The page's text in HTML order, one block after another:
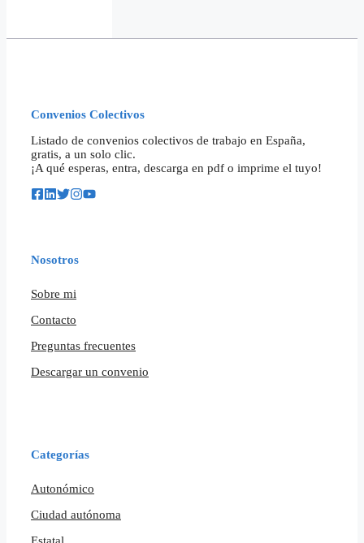
Convenios Colectivos
Listado de convenios colectivos de trabajo en España,
gratis, a un solo clic.
¡A qué esperas, entra, descarga en pdf o imprime el tuyo!
Nosotros
Sobre mi
Contacto
Preguntas frecuentes
Descargar un convenio
Categorías
Autonómico
Ciudad autónoma